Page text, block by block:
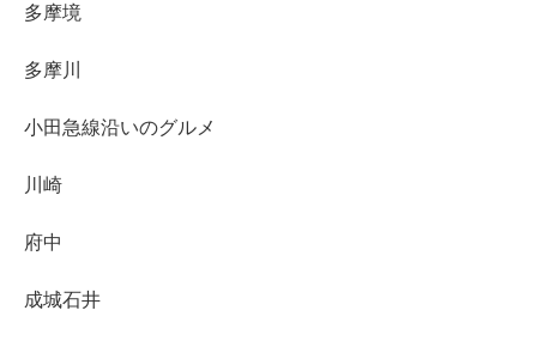
多摩境
多摩川
小田急線沿いのグルメ
川崎
府中
成城石井